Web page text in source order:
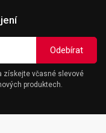
získejte včasné slevové
produktech.